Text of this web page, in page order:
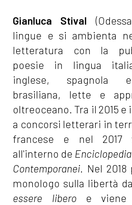
Gianluca Stival
lingue e si ambienta
letteratura con la
poesie in lingua
inglese, spagnola
brasiliana, lette e
oltreoceano. Tra il 2015 e
a concorsi letterari in
francese e nel 2017
all'interno de
Contemporanei. Nel
monologo sulla libertà
essere libero e viene